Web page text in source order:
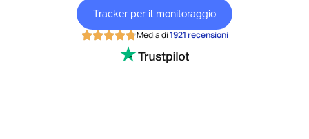
Tracker per il monitoraggio
Media di1921 recensioni